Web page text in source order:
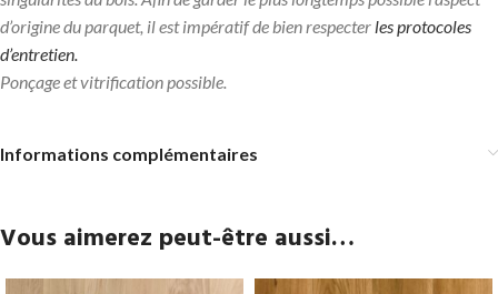
d’origine du parquet, il est impératif de bien respecter les protocoles
d’entretien.
Ponçage et vitrification possible.
Informations complémentaires
Vous aimerez peut-être aussi…